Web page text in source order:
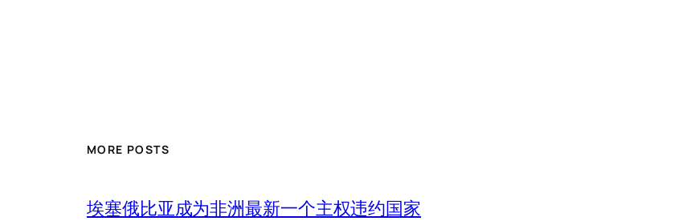
MORE POSTS
埃塞俄比亚成为非洲最新一个主权违约国家